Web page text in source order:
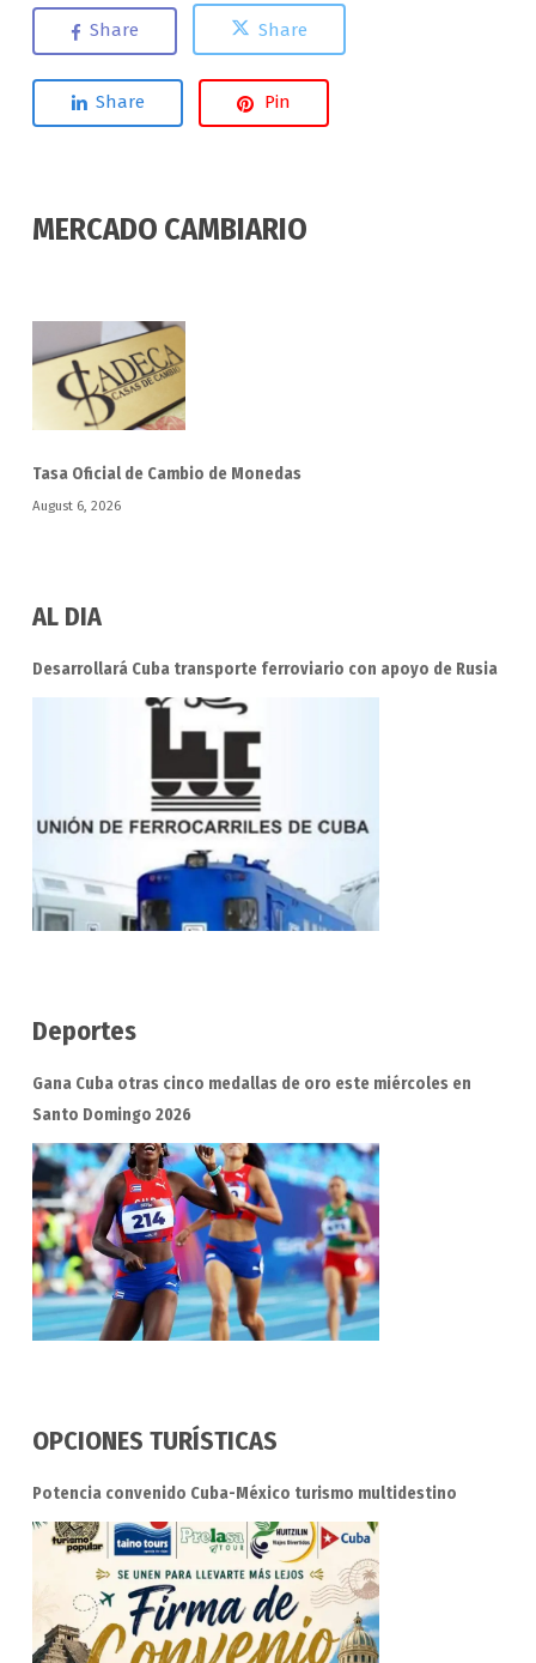
Share Share
Share Pin
MERCADO CAMBIARIO
Tasa Oficial de Cambio de Monedas
August 6, 2026
AL DIA
Desarrollará Cuba transporte ferroviario con apoyo de Rusia
Deportes
Gana Cuba otras cinco medallas de oro este miércoles en
Santo Domingo 2026
OPCIONES TURÍSTICAS
Potencia convenido Cuba-México turismo multidestino